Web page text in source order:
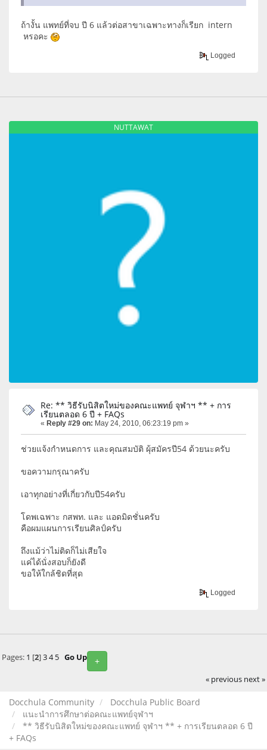
ถ้างั้น แพทย์ที่จบ ปี 6 แล้วต่อสาขาเฉพาะทางก็เรียก intern
หรอคะ
Logged
NUTTAWAT
Re: ** วิธีรับนิสิตใหม่ของคณะแพทย์ จุฬาฯ ** + การ
เรียนตลอด 6 ปี + FAQs
« Reply #29 on: May 24, 2010, 06:23:19 pm »
ช่วยแจ้งกำหนดการ และคุณสมบัติ ผุ้สมัครปี54 ด้วยนะครับ
ขอความกรุณาครับ
เอาทุกอย่างที่เกี่ยวกับปี54ครับ
โดพเฉพาะ กสพท. และ แอดมิดชั่นครับ
คือผมแผนการเรียนศิลป์ครับ
ถึงแม้ว่าไม่ติดก็ไม่เสียใจ
แค่ได้นั่งสอบก็ยังดี
ขอให้ใกล้ชิดที่สุด
Logged
+
Pages: 1 [2]3 4 5 Go Up
« previous next »
Docchula Community
Docchula Public Board
แนะนำการศึกษาต่อคณะแพทย์จุฬาฯ
** วิธีรับนิสิตใหม่ของคณะแพทย์ จุฬาฯ ** + การเรียนตลอด 6 ปี
+ FAQs